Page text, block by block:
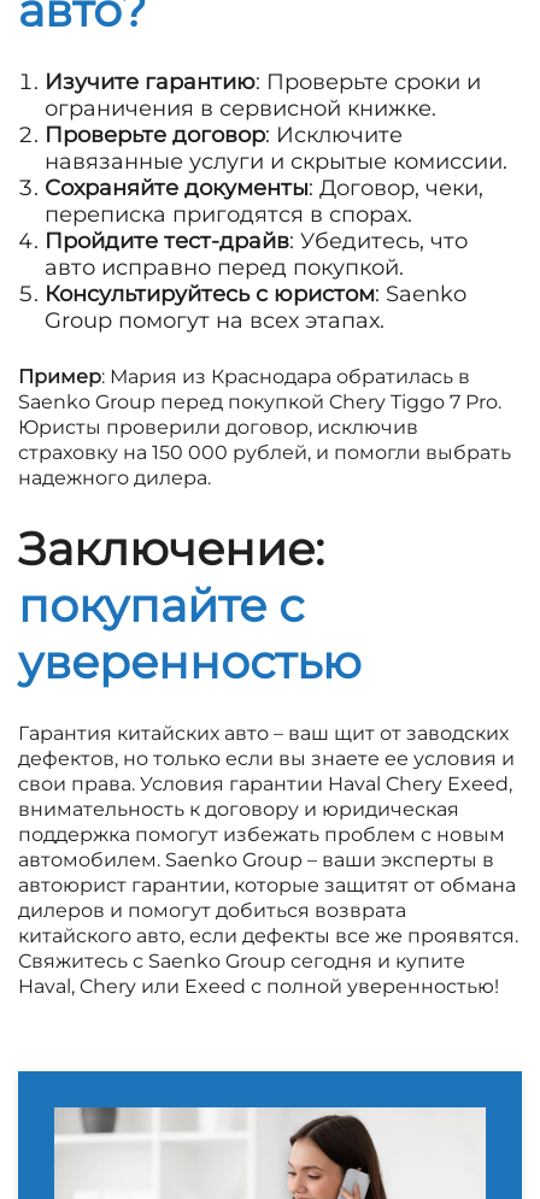
Изучите гарантию: Проверьте сроки и
ограничения в сервисной книжке.
Проверьте договор: Исключите
навязанные услуги и скрытые комиссии.
Сохраняйте документы: Договор, чеки,
переписка пригодятся в спорах.
Пройдите тест-драйв: Убедитесь, что
авто исправно перед покупкой.
Консультируйтесь с юристом: Saenko
Group помогут на всех этапах.
Пример: Мария из Краснодара обратилась в
Saenko Group перед покупкой Chery Tiggo 7 Pro.
Юристы проверили договор, исключив
страховку на 150 000 рублей, и помогли выбрать
надежного дилера.
Заключение:
покупайте с
уверенностью
Гарантия китайских авто – ваш щит от заводских
дефектов, но только если вы знаете ее условия и
свои права. Условия гарантии Haval Chery Exeed,
внимательность к договору и юридическая
поддержка помогут избежать проблем с новым
автомобилем. Saenko Group – ваши эксперты в
автоюрист гарантии, которые защитят от обмана
дилеров и помогут добиться возврата
китайского авто, если дефекты все же проявятся.
Свяжитесь с Saenko Group сегодня и купите
Haval, Chery или Exeed с полной уверенностью!